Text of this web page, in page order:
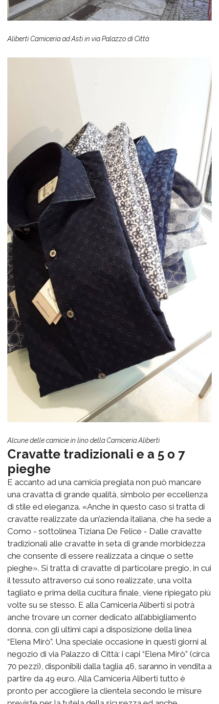
Aliberti Camiceria ad Asti in via Palazzo di Città
Alcune delle camicie in lino della Camiceria Aliberti
Cravatte tradizionali e a 5 o 7
pieghe
E accanto ad una camicia pregiata non può mancare
una cravatta di grande qualità, simbolo per eccellenza
di stile ed eleganza. «Anche in questo caso si tratta di
cravatte realizzate da un’azienda italiana, che ha sede a
Como - sottolinea Tiziana De Felice - Dalle cravatte
tradizionali alle cravatte in seta di grande morbidezza
che consente di essere realizzata a cinque o sette
pieghe». Si tratta di cravatte di particolare pregio, in cui
il tessuto attraverso cui sono realizzate, una volta
tagliato e prima della cucitura finale, viene ripiegato più
volte su se stesso. E alla Camiceria Aliberti si potrà
anche trovare un corner dedicato all’abbigliamento
donna, con gli ultimi capi a disposizione della linea
“Elena Mirò”. Una speciale occasione in questi giorni al
negozio di via Palazzo di Città: i capi “Elena Mirò” (circa
70 pezzi), disponibili dalla taglia 46, saranno in vendita a
partire da 49 euro. Alla Camiceria Aliberti tutto è
pronto per accogliere la clientela secondo le misure